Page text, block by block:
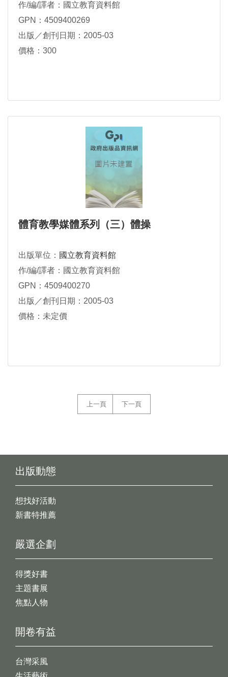
作/編/譯者：國立教育資料館
GPN：4509400269
出版／創刊日期：2005-03
價格：300
體育教學媒體系列（三）體操
出版單位： 國立教育資料館
作/編/譯者：國立教育資料館
GPN：4509400270
出版／創刊日期：2005-03
價格：未定價
上一頁 下一頁
出版動態
想找好活動
新書特推薦
開卷有益
台灣采風
嚴選企劃
得獎好書
主題書展
焦點人物